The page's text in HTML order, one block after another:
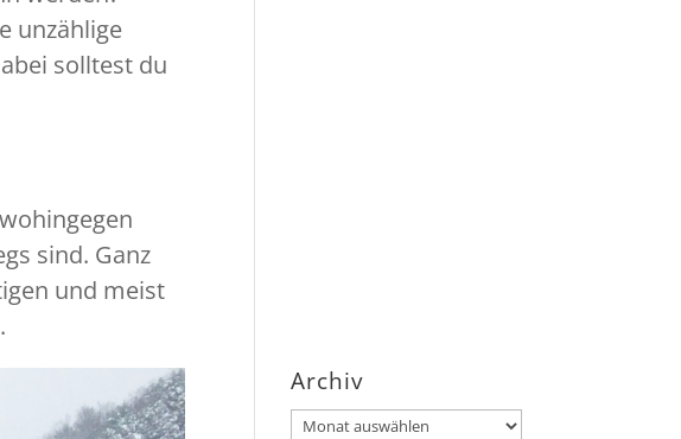
unzählige
solltest du
sind. Ganz
und meist
Archiv
Archiv